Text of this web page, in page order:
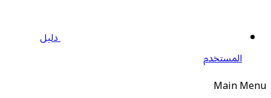
دليل
المستخدم
Main Menu